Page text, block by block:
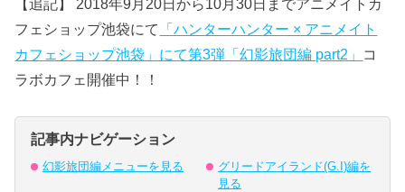
【追記】 2018年9月20日から10月30日までアニメイトカ
フェショップ池袋にて
「ハンターハンター × アニメイト
カフェショップ池袋」にて第3弾「幻影旅団編 part2」 コ
ラボカフェ開催中！！
記事内ナビゲーション
幻影旅団編メニューを見る
グリードアイランド(G.I)編を
見る